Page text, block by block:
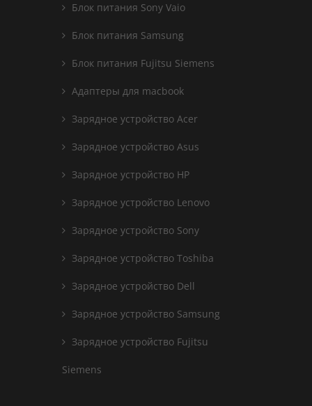
Блок питания Sony Vaio
Блок питания Samsung
Блок питания Fujitsu Siemens
Адаптеры для macbook
Зарядное устройство Acer
Зарядное устройство Asus
Зарядное устройство HP
Зарядное устройство Lenovo
Зарядное устройство Sony
Зарядное устройство Toshiba
Зарядное устройство Dell
Зарядное устройство Samsung
Зарядное устройство Fujitsu
Siemens